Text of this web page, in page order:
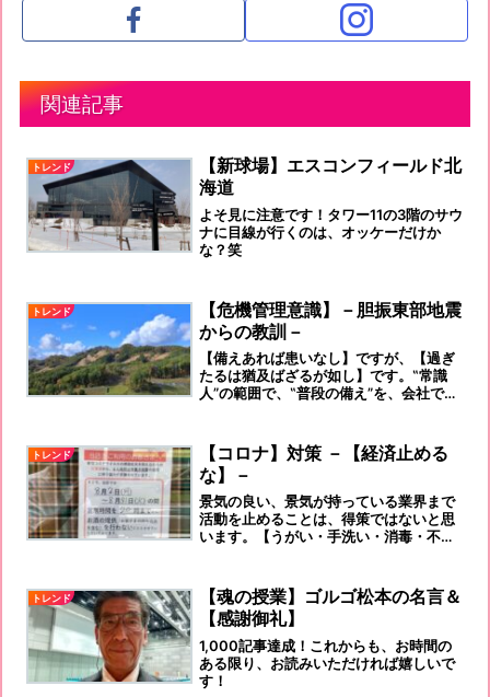
関連記事
トレンド
【新球場】エスコンフィールド北
海道
よそ見に注意です！タワー11の3階のサウ
ナに目線が行くのは、オッケーだけか
な？笑
トレンド
【危機管理意識】－胆振東部地震
からの教訓－
【備えあれば患いなし】ですが、【過ぎ
たるは猶及ばざるが如し】です。‟常識
人”の範囲で、‟普段の備え”を、会社で、
トレンド
【コロナ】対策 －【経済止める
な】－
景気の良い、景気が持っている業界まで
活動を止めることは、得策ではないと思
います。【うがい・手洗い・消毒・不要
態”なのですから。
トレンド
【魂の授業】ゴルゴ松本の名言＆
【感謝御礼】
1,000記事達成！これからも、お時間の
ある限り、お読みいただければ嬉しいで
す！